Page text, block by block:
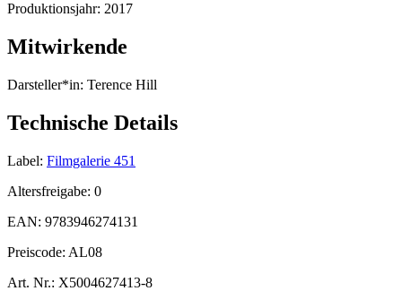
Produktionsjahr: 2017
Mitwirkende
Darsteller*in: Terence Hill
Technische Details
Label: Filmgalerie 451
Altersfreigabe: 0
EAN: 9783946274131
Preiscode: AL08
Art. Nr.: X5004627413-8